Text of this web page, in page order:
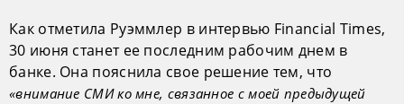
Как отметила Руэммлер в интервью Financial Times,
30 июня станет ее последним рабочим днем в
банке. Она пояснила свое решение тем, что
«внимание СМИ ко мне, связанное с моей предыдущей